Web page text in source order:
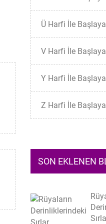
Ü Harfi İle
V Harfi İle
Y Harfi İle
Z Harfi İle
SON EKLENEN